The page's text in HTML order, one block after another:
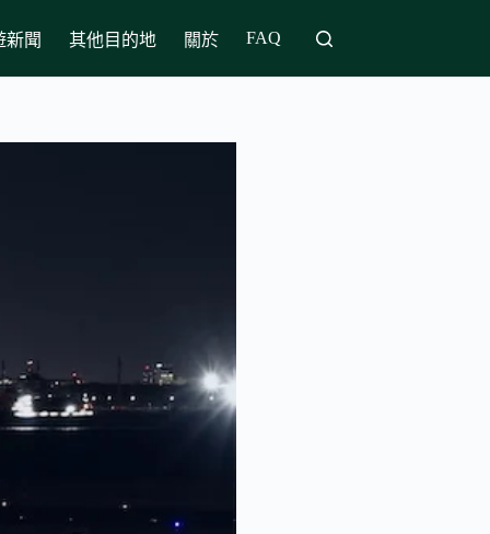
新聞 其他目的地 關於 FAQ